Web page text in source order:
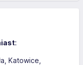
:
Katowice